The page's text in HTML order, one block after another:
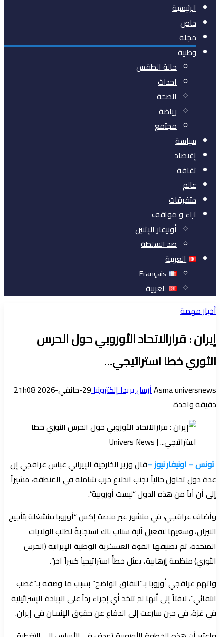
الرئيسية
خاص
مجلة
وطنية
حالة الطقس
احداث
الصحة
رياضة
مجتمع
سياسة
إقتصاد
ثقافة
عالم
متفرقات
آراء و مواقف
أونيفار الإثنين
ضد السلطة
العربية
Français
العربية
أخبار مهمة
إيران : قرارالاتحاد الأوروبي حول الحرس
الثوري خطا استراتيجي…
Asma universnewsأرسل بريدا إلكترونيا29-جانفي-2026 21h08
دقيقة واحدة
تونس – اونيفار نيوز –قال وزير الخارجية الإيراني عباس عراقجي إن
عدة دول تحاول حالياً تجنب اندلاع حرب شاملة في المنطقة، مشيراً
إلى أن أياً من هذه الدول “ليست أوروبية”.
وأضاف عراقجي، في منشور عبر منصة إكس “أوروبا منشغلة بتأجيج
النيران، وسعيها لتفعيل آلية سناب باك استجابةً لطلب الولايات
المتحدة، ثم تصنيفها القوة العسكرية الوطنية الإيرانية (الحرس
الثوري) منظمة إرهابية، يمثل خطأً استراتيجياً كبيراً آخر”.
واتهم عراقجي أوروبا بـ”النفاق الواضح” بسبب ما وصفه بـ”غضب
انتقائي”، لافتاً إلى أنها لم تتخذ أي إجراء رداً على الإبادة الإسرائيلية
في غزة، في حين سارعت إلى الدفاع عن حقوق الإنسان في إيران.